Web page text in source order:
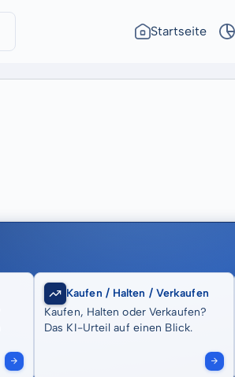
Startseite
Kaufen / Halten / Verkaufen
Kaufen, Halten oder Verkaufen?
Das KI-Urteil auf einen Blick.